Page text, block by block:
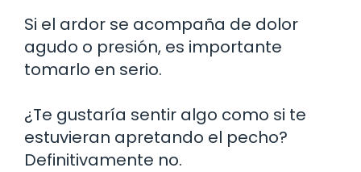
Si el ardor se acompaña de dolor
agudo o presión, es importante
tomarlo en serio.
¿Te gustaría sentir algo como si te
estuvieran apretando el pecho?
Definitivamente no.